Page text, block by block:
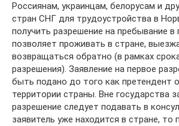
Россиянам, украинцам, белорусам и
стран СНГ для трудоустройства в
получить разрешение на пребывание в
позволяет проживать в стране,
возвращаться обратно (в рамках
разрешения). Заявление на первое
быть подано до того как претендент
территории страны. Вне государства
разрешение следует подавать в
заявитель уже находится в стране, то